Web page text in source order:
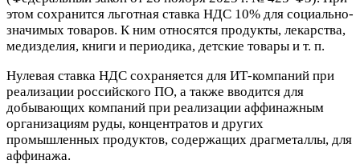
этом сохранится льготная ставка НДС 10% для социально-
значимых товаров. К ним относятся продукты, лекарства,
медизделия, книги и периодика, детские товары и т. п.
Нулевая ставка НДС сохраняется для ИТ-компаний при
реализации российского ПО, а также вводится для
добывающих компаний при реализации аффинажным
организациям руды, концентратов и других
промышленных продуктов, содержащих драгметаллы, для
аффинажа.